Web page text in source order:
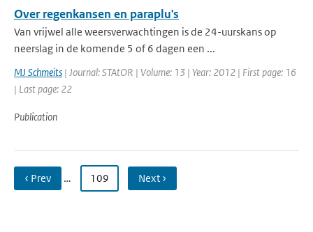
Over regenkansen en paraplu's
Van vrijwel alle weersverwachtingen is de 24-uurskans op
neerslag in de komende 5 of 6 dagen een ...
MJ Schmeits | Journal: STAtOR | Volume: 13 | Year: 2012 | First page: 16
| Last page: 22
Publication
‹ Prev … 109 Next ›